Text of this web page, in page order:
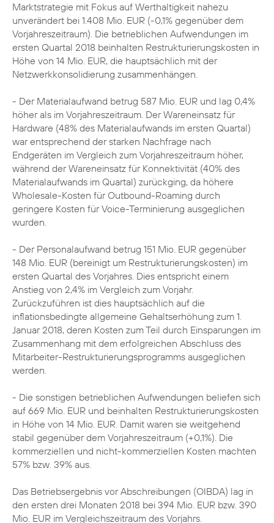
Marktstrategie mit Fokus auf Werthaltigkeit nahezu
unverändert bei 1.408 Mio. EUR (-0,1% gegenüber dem
Vorjahreszeitraum). Die betrieblichen Aufwendungen im
ersten Quartal 2018 beinhalten Restrukturierungskosten in
Höhe von 14 Mio. EUR, die hauptsächlich mit der
Netzwerkkonsolidierung zusammenhängen.
- Der Materialaufwand betrug 587 Mio. EUR und lag 0,4%
höher als im Vorjahreszeitraum. Der Wareneinsatz für
Hardware (48% des Materialaufwands im ersten Quartal)
war entsprechend der starken Nachfrage nach
Endgeräten im Vergleich zum Vorjahreszeitraum höher,
während der Wareneinsatz für Konnektivität (40% des
Materialaufwands im Quartal) zurückging, da höhere
Wholesale-Kosten für Outbound-Roaming durch
geringere Kosten für Voice-Terminierung ausgeglichen
wurden.
- Der Personalaufwand betrug 151 Mio. EUR gegenüber
148 Mio. EUR (bereinigt um Restrukturierungskosten) im
ersten Quartal des Vorjahres. Dies entspricht einem
Anstieg von 2,4% im Vergleich zum Vorjahr.
Zurückzuführen ist dies hauptsächlich auf die
inflationsbedingte allgemeine Gehaltserhöhung zum 1.
Januar 2018, deren Kosten zum Teil durch Einsparungen im
Zusammenhang mit dem erfolgreichen Abschluss des
Mitarbeiter-Restrukturierungsprogramms ausgeglichen
werden.
- Die sonstigen betrieblichen Aufwendungen beliefen sich
auf 669 Mio. EUR und beinhalten Restrukturierungskosten
in Höhe von 14 Mio. EUR. Damit waren sie weitgehend
stabil gegenüber dem Vorjahreszeitraum (+0,1%). Die
kommerziellen und nicht-kommerziellen Kosten machten
57% bzw. 39% aus.
Das Betriebsergebnis vor Abschreibungen (OIBDA) lag in
den ersten drei Monaten 2018 bei 394 Mio. EUR bzw. 390
Mio. EUR im Vergleichszeitraum des Vorjahrs.